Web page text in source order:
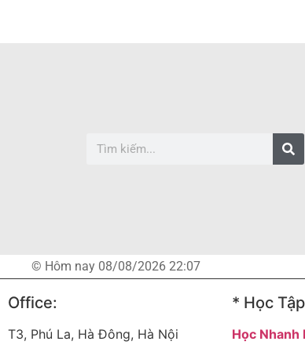
© Hôm nay 08/08/2026 22:07
Office:
T3, Phú La, Hà Đông, Hà Nội
* Học
Học Nhanh